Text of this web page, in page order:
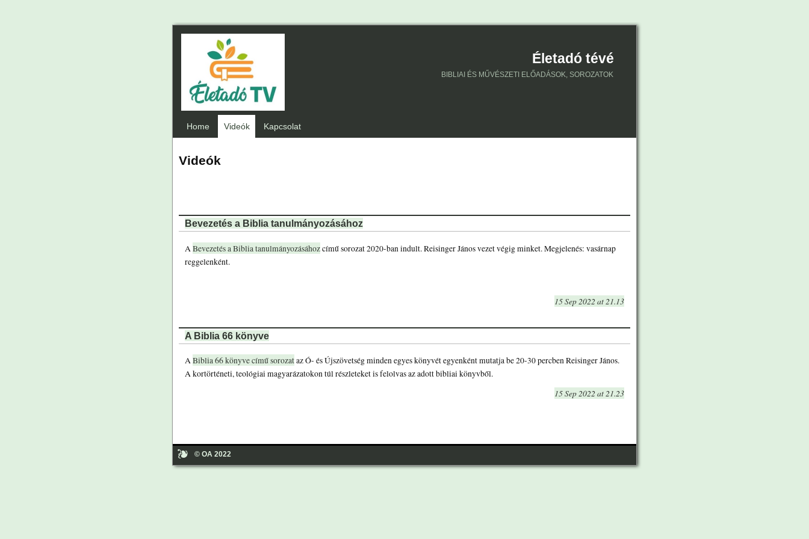
Életadó tévé
BIBLIAI ÉS MŰVÉSZETI ELŐADÁSOK, SOROZATOK
Home Videók Kapcsolat
Videók
Bevezetés a Biblia tanulmányozásához
A Bevezetés a Biblia tanulmányozásáhozcímű sorozat 2020-ban indult. Reisinger János vezet végig minket. Megjelenés: vasárnap
reggelenként.
15 Sep 2022 at 21.13
A Biblia 66 könyve
ABiblia 66 könyve című sorozataz Ó- és Újszövetség minden egyes könyvét egyenként mutatja be 20-30 percben Reisinger János.
A kortörténeti, teológiai magyarázatokon túl részleteket is felolvas az adott bibliai könyvből.
15 Sep 2022 at 21.23
© OA 2022